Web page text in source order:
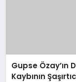
Gupse Özay’ın
Kaybının